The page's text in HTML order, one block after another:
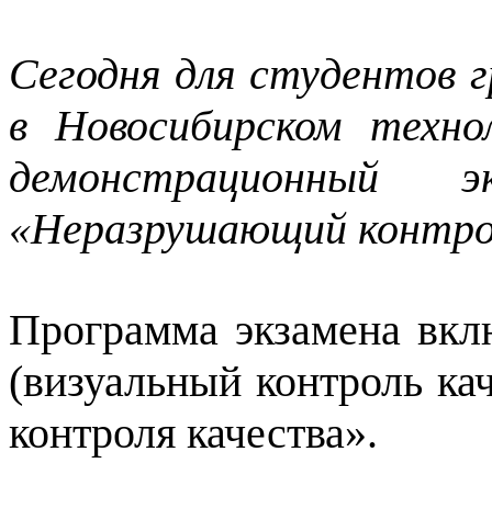
Сегодня для студентов
в Новосибирском
демонстрационный
«Неразрушающий
Программа экзамена
(визуальный контроль
контроля качества».